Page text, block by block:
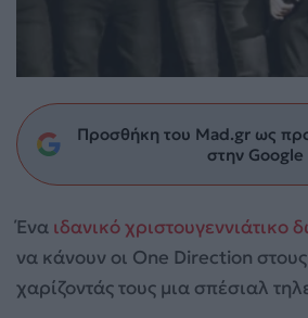
Προσθήκη του Mad.gr ως
στην Google
Ένα ιδανικό χριστουγεννιάτικο
να κάνουν οι One Direction
χαρίζοντάς τους μια σπέσιαλ